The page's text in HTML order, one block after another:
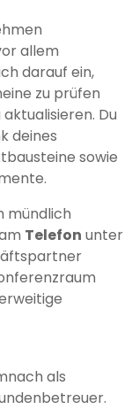
allem
darauf ein,
zu prüfen
Du
deines
sowie
mündlich
Telefon unter
als